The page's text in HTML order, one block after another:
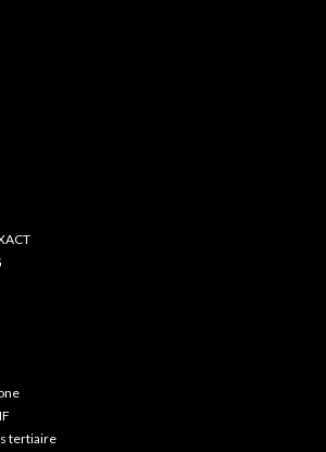
tertiaire